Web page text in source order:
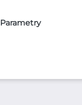
Parametry